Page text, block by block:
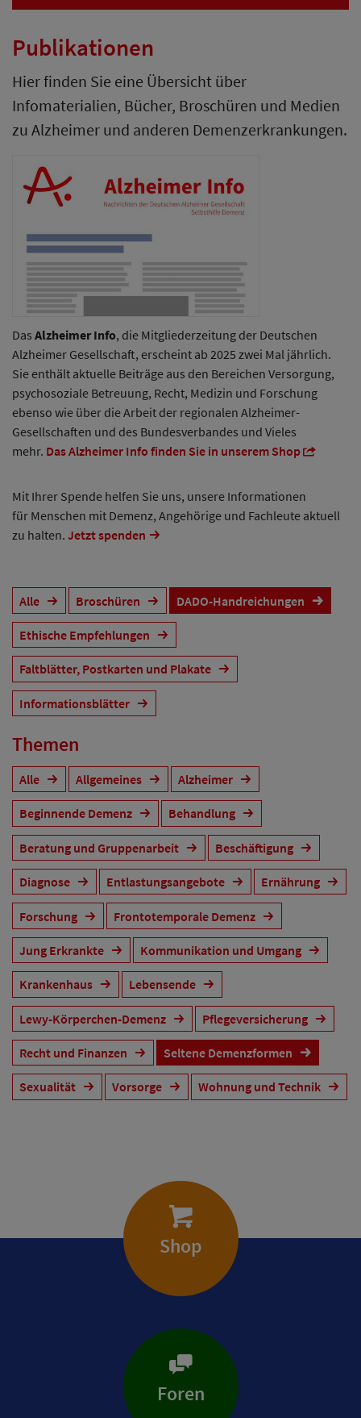
Publikationen
Hier finden Sie eine Übersicht über
Infomaterialien, Bücher, Broschüren und Medien
zu Alzheimer und anderen Demenzerkrankungen.
Das Alzheimer Info, die Mitgliederzeitung der Deutschen
Alzheimer Gesellschaft, erscheint ab 2025 zwei Mal jährlich.
Sie enthält aktuelle Beiträge aus den Bereichen Versorgung,
psychosoziale Betreuung, Recht, Medizin und Forschung
ebenso wie über die Arbeit der regionalen Alzheimer-
Gesellschaften und des Bundesverbandes und Vieles
mehr. Das Alzheimer Info finden Sie in unserem Shop
Mit Ihrer Spende helfen Sie uns, unsere Informationen
für Menschen mit Demenz, Angehörige und Fachleute aktuell
zu halten. Jetzt spenden
Alle Broschüren DADO-Handreichungen
Ethische Empfehlungen
Faltblätter, Postkarten und Plakate
Informationsblätter
Themen
Alle Allgemeines Alzheimer
Beginnende Demenz Behandlung
Beratung und Gruppenarbeit Beschäftigung
Diagnose Entlastungsangebote Ernährung
Forschung Frontotemporale Demenz
Jung Erkrankte Kommunikation und Umgang
Krankenhaus Lebensende
Lewy-Körperchen-Demenz Pflegeversicherung
Recht und Finanzen Seltene Demenzformen
Sexualität Vorsorge Wohnung und Technik
Shop
Foren